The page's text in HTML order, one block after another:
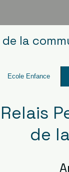
la
Ecole Enfance
Relais
de